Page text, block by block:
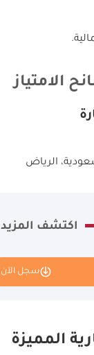
الامتياز
الرياض
اكتشف المزيد
سجل الآن
المميزة